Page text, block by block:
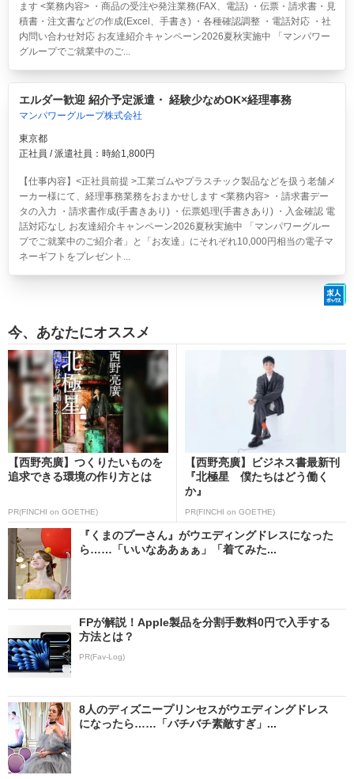
ます <業務内容> ・商品の受注や発注業務(FAX、電話) ・伝票・請求書・見
積書・注文書などの作成(Excel、手書き) ・各種確認調整 ・電話対応 ・社
内問い合わせ対応 お友達紹介キャンペーン2026夏秋実施中 「マンパワー
グループでご就業中のご...
エルダー歓迎 紹介予定派遣・ 経験少なめOK×経理事務
マンパワーグループ株式会社
東京都
正社員 / 派遣社員：時給1,800円
【仕事内容】<正社員前提 >工業ゴムやプラスチック製品などを扱う老舗メ
ーカー様にて、経理事務業務をおまかせします <業務内容> ・請求書デー
タの入力 ・請求書作成(手書きあり) ・伝票処理(手書きあり) ・入金確認 電
話対応なし お友達紹介キャンペーン2026夏秋実施中 「マンパワーグルー
プでご就業中のご紹介者」と「お友達」にそれぞれ10,000円相当の電子マ
ネーギフトをプレゼント...
今、あなたにオススメ
【西野亮廣】つくりたいものを
追求できる環境の作り方とは
PR(FINCHI on GOETHE)
【西野亮廣】ビジネス書最新刊
『北極星 僕たちはどう働く
か』
PR(FINCHI on GOETHE)
『くまのプーさん』がウエディングドレスになった
ら……「いいなああぁぁ」「着てみた...
FPが解説！Apple製品を分割手数料0円で入手する
方法とは？
PR(Fav-Log)
8人のディズニープリンセスがウエディングドレス
になったら……「バチバチ素敵すぎ」...